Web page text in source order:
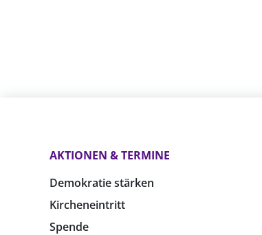
AKTIONEN & TERMINE
Demokratie stärken
Kircheneintritt
Spende